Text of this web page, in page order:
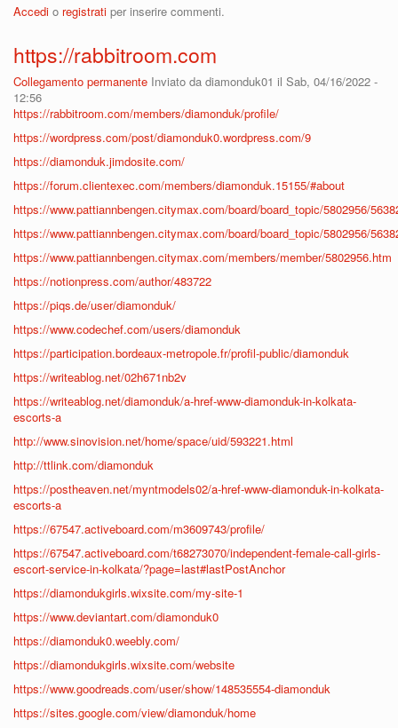
Accedi o registrati per inserire commenti.
https://rabbitroom.com
Collegamento permanente Inviato da diamonduk01 il Sab, 04/16/2022 -
12:56
https://rabbitroom.com/members/diamonduk/profile/
https://wordpress.com/post/diamonduk0.wordpress.com/9
https://diamonduk.jimdosite.com/
https://forum.clientexec.com/members/diamonduk.15155/#about
https://www.pattiannbengen.citymax.com/board/board_topic/5802956/
https://www.pattiannbengen.citymax.com/board/board_topic/5802956/
https://www.pattiannbengen.citymax.com/members/member/5802956.htm
https://notionpress.com/author/483722
https://piqs.de/user/diamonduk/
https://www.codechef.com/users/diamonduk
https://participation.bordeaux-metropole.fr/profil-public/diamonduk
https://writeablog.net/02h671nb2v
https://writeablog.net/diamonduk/a-href-www-diamonduk-in-kolkata-
escorts-a
http://www.sinovision.net/home/space/uid/593221.html
http://ttlink.com/diamonduk
https://postheaven.net/myntmodels02/a-href-www-diamonduk-in-kolkata-
escorts-a
https://67547.activeboard.com/m3609743/profile/
https://67547.activeboard.com/t68273070/independent-female-call-girls-
escort-service-in-kolkata/?page=last#lastPostAnchor
https://diamondukgirls.wixsite.com/my-site-1
https://www.deviantart.com/diamonduk0
https://diamonduk0.weebly.com/
https://diamondukgirls.wixsite.com/website
https://www.goodreads.com/user/show/148535554-diamonduk
https://sites.google.com/view/diamonduk/home